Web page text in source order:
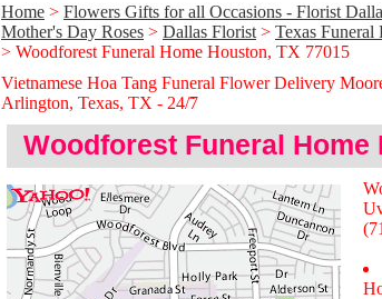
Home > Flowers Gifts for all Occasions - Florist
Mother's Day Roses > Dallas Florist > Texas Funeral
> Woodforest Funeral Home Houston, TX 77015
Vietnamese Hoa Tang Funeral Flower Delivery
Arlington, Texas, TX - 24/̃7
Woodforest Funeral Home